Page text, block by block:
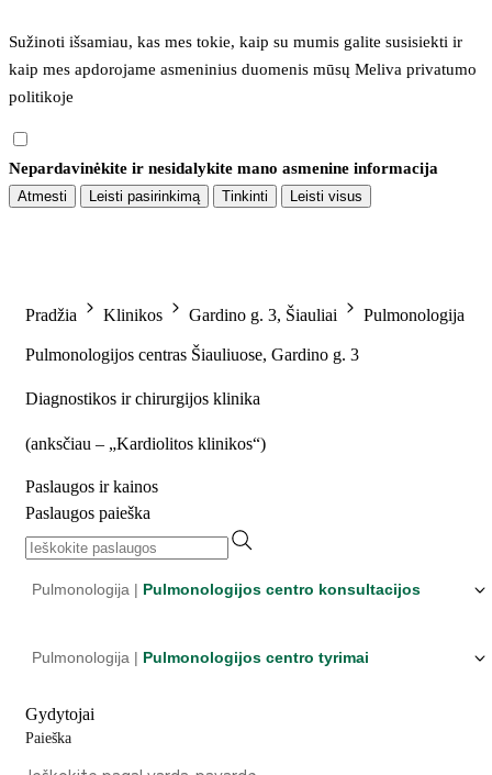
Sužinoti išsamiau, kas mes tokie, kaip su mumis galite susisiekti ir
kaip mes apdorojame asmeninius duomenis mūsų Meliva privatumo
politikoje
Nepardavinėkite ir nesidalykite mano asmenine informacija
Atmesti Leisti pasirinkimą Tinkinti Leisti visus
Pradžia Klinikos Gardino g. 3, Šiauliai Pulmonologija
Pulmonologijos centras Šiauliuose, Gardino g. 3
Diagnostikos ir chirurgijos klinika
(anksčiau – „Kardiolitos klinikos“)
Paslaugos ir kainos
Paslaugos paieška
Pulmonologija | Pulmonologijos centro konsultacijos
Pulmonologija | Pulmonologijos centro tyrimai
Gydytojai
Paieška